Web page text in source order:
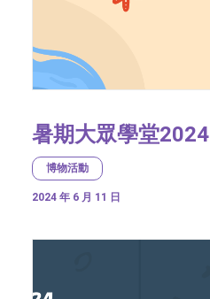
暑期大眾學堂2024
博物活動
2024 年 6 月 11 日